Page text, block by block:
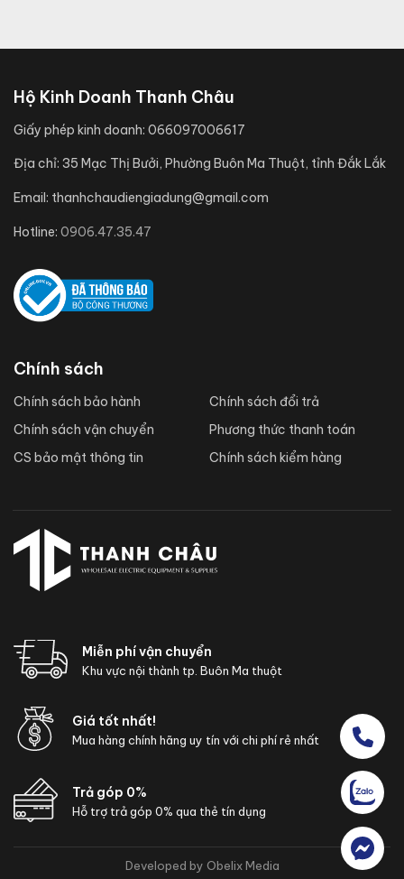
Hộ Kinh Doanh Thanh Châu
Giấy phép kinh doanh: 066097006617
Địa chỉ: 35 Mạc Thị Bưởi, Phường Buôn Ma Thuột, tỉnh Đắk Lắk
Email: thanhchaudiengiadung@gmail.com
Hotline: 0906.47.35.47
Chính sách
Chính sách bảo hành
Chính sách vận chuyển
CS bảo mật thông tin
Chính sách đổi trả
Phương thức thanh toán
Chính sách kiểm hàng
Miễn phí vận chuyển
Khu vực nội thành tp. Buôn Ma thuột
Giá tốt nhất!
Mua hàng chính hãng uy tín với chi phí rẻ nhất
Trả góp 0%
Hỗ trợ trả góp 0% qua thẻ tín dụng
Developed by Obelix Media